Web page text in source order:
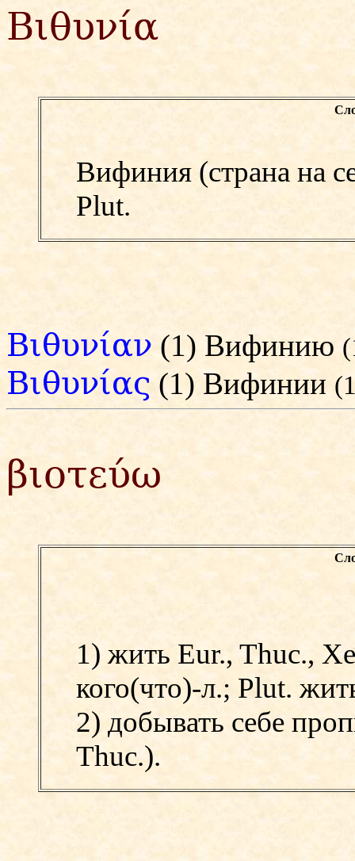
Βιθυνία
Вифиния (страна на
Plut.
Βιθυνίαν (1) Вифинию
Βιθυνίας (1) Вифинии
βιοτεύω
1) жить Eur., Thuc.,
кого(что)-л.; Plut.
2) добывать себе
Thuc.).